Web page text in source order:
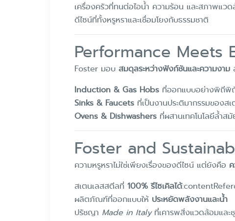
เครื่องครัวที่ทนต่อไอน้ำ ความร้อน และสภาพแวด
ดีไซน์ที่ทั้งหรูหราและเชื่อมโยงกับธรรมชาติ
Performance Meets
Foster มอบ สมดุลระหว่างฟังก์ชันและความงาม
Induction & Gas Hobs ที่ออกแบบอย่างพิถีพิถั
Sinks & Faucets ที่เป็นงานประติมากรรมของสเ
Ovens & Dishwashers ที่ผสานเทคโนโลยีล้ำส
Foster and
ความหรูหราไม่ใช่เพียงเรื่องของดีไซน์ แต่ยังคือ
สเตนเลสสตีลที่ 100% รีไซเคิลได้
ผลิตภัณฑ์ที่ออกแบบให้ ประหยัดพลังงานและน้ำ
ปรัชญา Made in Italyที่เคารพสิ่งแวดล้อมและ